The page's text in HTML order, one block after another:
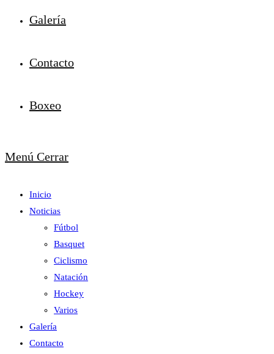
Galería
Contacto
Boxeo
Menú Cerrar
Inicio
Noticias
Fútbol
Basquet
Ciclismo
Natación
Hockey
Varios
Galería
Contacto